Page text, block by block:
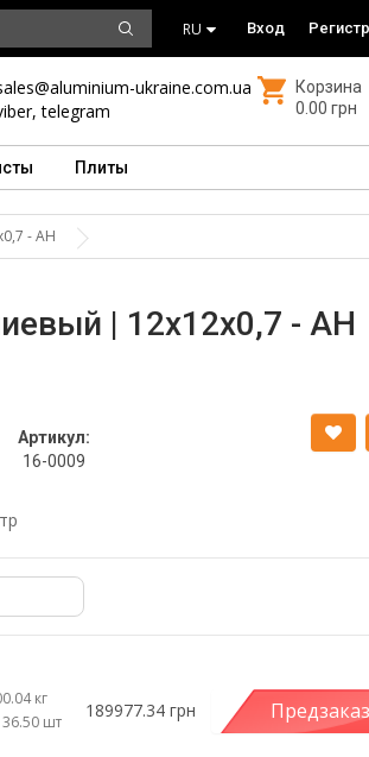
RU Вход
ukraine.com.ua
,telegram
Корзина
0.00 грн
Плиты
- АН
| 12х12х0,7 - АН
Артикул:
16-0009
кг
шт
189977.34 грн Предзаказ